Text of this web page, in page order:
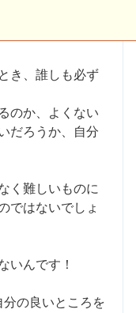
き、誰しも必ず
のか、よくない
だろうか、自分
く難しいものに
ではないでしょ
いんです！
の良いところを